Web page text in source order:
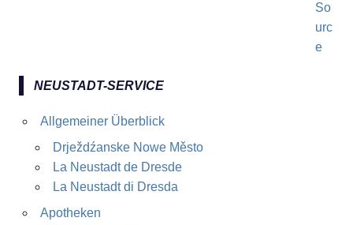
NEUSTADT-SERVICE
Allgemeiner Überblick
Drježdźanske Nowe Město
La Neustadt de Dresde
La Neustadt di Dresda
Apotheken